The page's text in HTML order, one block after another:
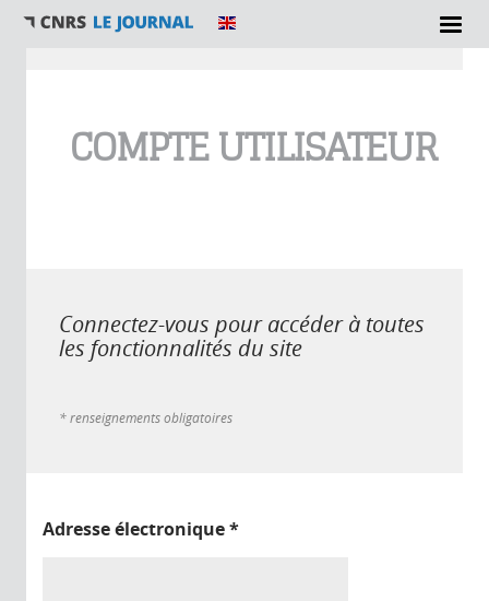
COMPTE UTILISATEUR
Connectez-vous pour accéder à toutes
les fonctionnalités du site
* renseignements obligatoires
Adresse électronique*